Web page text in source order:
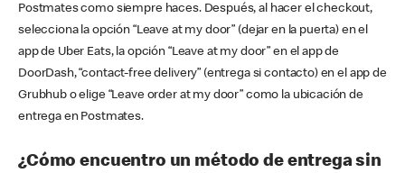
Postmates como siempre haces. Después, al hacer el checkout,
selecciona la opción “Leave at my door” (dejar en la puerta) en el
app de Uber Eats, la opción “Leave at my door” en el app de
DoorDash, “contact-free delivery” (entrega si contacto) en el app de
Grubhub o elige “Leave order at my door” como la ubicación de
entrega en Postmates.
¿Cómo encuentro un método de entrega sin